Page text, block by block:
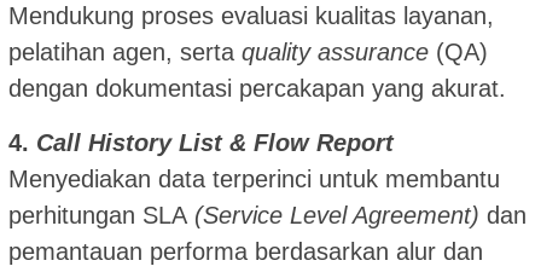
Mendukung proses evaluasi kualitas layanan,
pelatihan agen, serta quality assurance (QA)
dengan dokumentasi percakapan yang akurat.
4. Call History List & Flow Report
Menyediakan data terperinci untuk membantu
perhitungan SLA (Service Level Agreement) dan
pemantauan performa berdasarkan alur dan